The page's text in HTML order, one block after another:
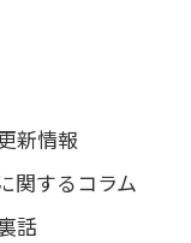
新情報
関するコラム
話